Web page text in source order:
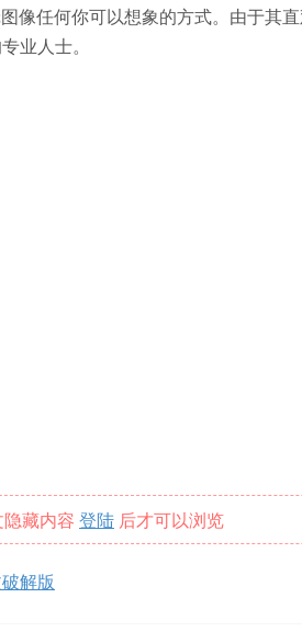
像任何你可以想象的方式。由于其
业人士。
藏内容 登陆 后才可以浏览
解版